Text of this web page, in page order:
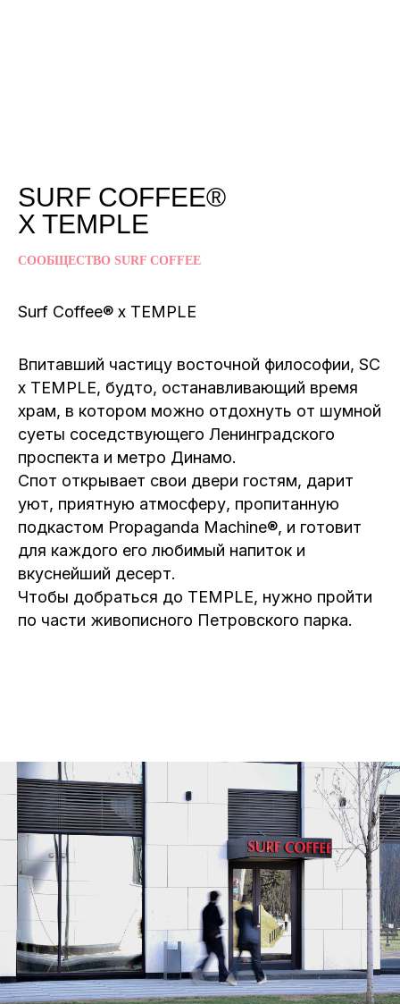
SURF COFFEE®
X TEMPLE
СООБЩЕСТВО SURF COFFEE
Surf Coffee® x TEMPLE
Впитавший частицу восточной философии, SC
x TEMPLE, будто, останавливающий время
храм, в котором можно отдохнуть от шумной
суеты соседствующего Ленинградского
проспекта и метро Динамо.
Спот открывает свои двери гостям, дарит
уют, приятную атмосферу, пропитанную
подкастом Propaganda Machine®, и готовит
для каждого его любимый напиток и
вкуснейший десерт.
Чтобы добраться до TEMPLE, нужно пройти
по части живописного Петровского парка.